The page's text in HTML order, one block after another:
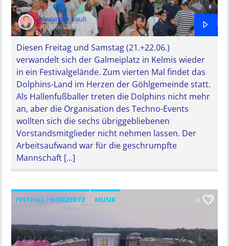
Alexander Pauli
20. JUNI 2019
Diesen Freitag und Samstag (21.+22.06.)
verwandelt sich der Galmeiplatz in Kelmis wieder
in ein Festivalgelände. Zum vierten Mal findet das
Dolphins-Land im Herzen der Göhlgemeinde statt.
Als Hallenfußballer treten die Dolphins nicht mehr
an, aber die Organisation des Techno-Events
wollten sich die sechs übriggebliebenen
Vorstandsmitglieder nicht nehmen lassen. Der
Arbeitsaufwand war für die geschrumpfte
Mannschaft […]
FESTIVAL / KONZERTE MUSIK 0